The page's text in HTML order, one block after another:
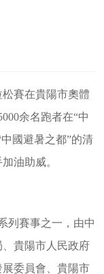
松賽在貴陽市奧體
余名跑者在“中
國避暑之都”的清
油助威。
列賽事之一，由中
貴陽市人民政府
委員會、貴陽市